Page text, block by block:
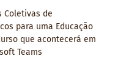
Coletivas de
para uma Educação
que acontecerá em
Teams